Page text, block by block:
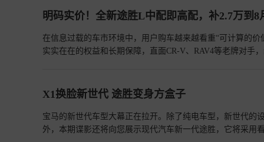
明码实价！全新途胜L中配即高配，补2.7万到8
在信息过载的车市环境中，用户购车越来越看重“可计算的
实实在在的权益和长期保障，直面CR-V、RAV4等老牌对手
X1换脸新世代 途胜变身方盒子
宝马的新世代车型大幕正在拉开。除了纯电车型，新世代的
外，本期谍影还将向您展示现代汽车新一代途胜，它将采用